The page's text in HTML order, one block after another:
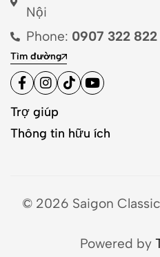
Nội
Phone: 0907 322 822
Tìm đường
Trợ giúp
Thông tin hữu ích
© 2026 Saigon
Powered by